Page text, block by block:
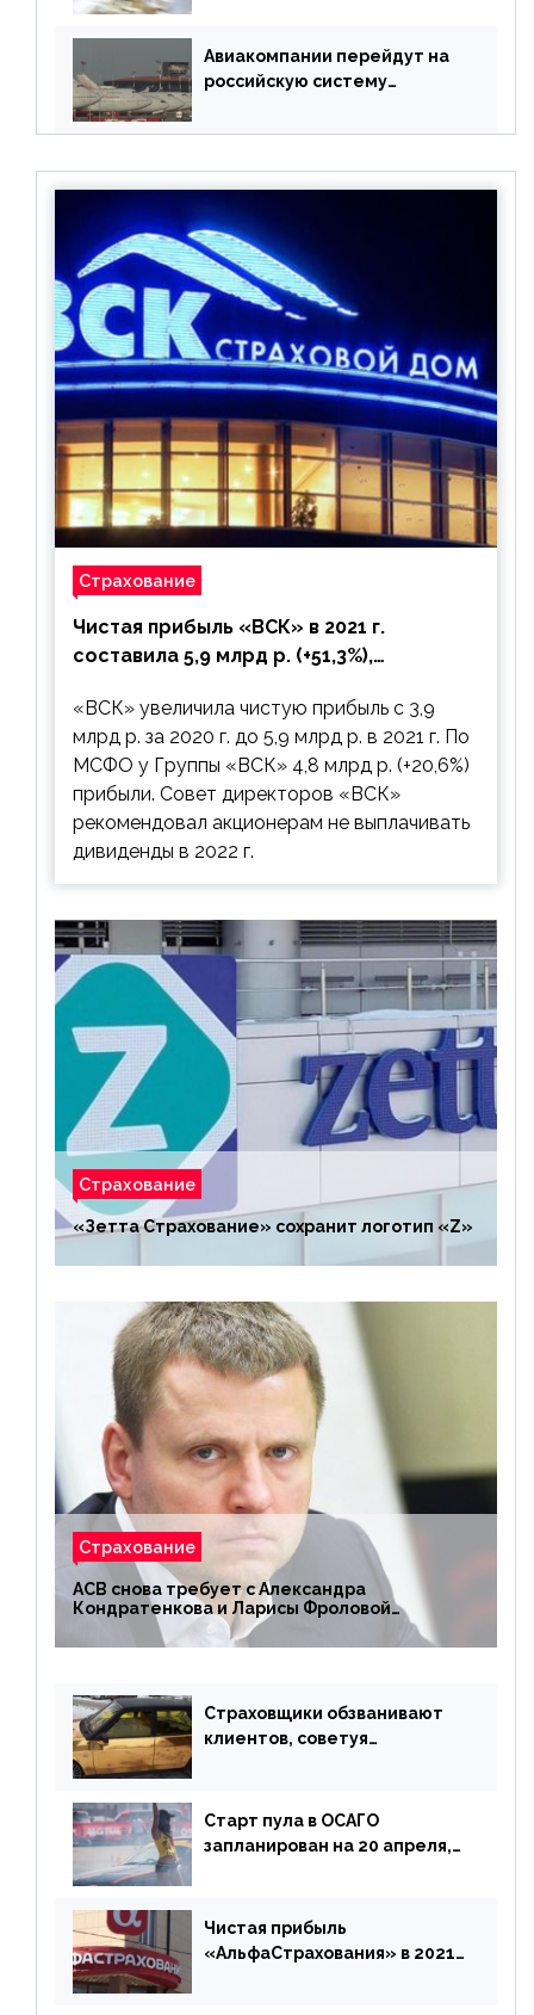
Авиакомпании перейдут на
российскую систему
Страхование
Чистая прибыль «ВСК» в 2021 г.
составила 5,9 млрд р. (+51,3%),
выплачивать
«ВСК» увеличила чистую прибыль с 3,9
млрд р. за 2020 г. до 5,9 млрд р. в 2021 г. По
МСФО у Группы «ВСК» 4,8 млрд р. (+20,6%)
прибыли. Совет директоров «ВСК»
рекомендовал акционерам не выплачивать
дивиденды в 2022 г.
Страхование
«Зетта Страхование» сохранит логотип «Z»
Страхование
АСВ снова требует с Александра
Кондратенкова и Ларисы Фроловой
возмещения убытков на 1,5 млрд р.
Страховщики обзванивают
клиентов, советуя
Старт пула в ОСАГО
запланирован на 20 апреля,
дублировать [дополнено]
Чистая прибыль
«АльфаСтрахования» в 2021